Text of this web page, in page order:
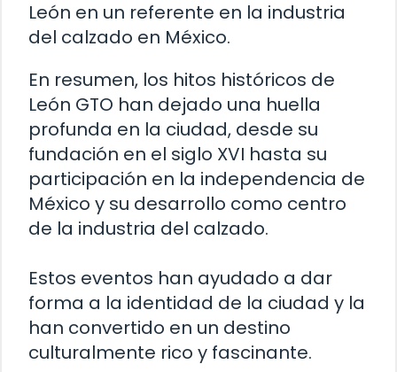
León en un referente en la industria
del calzado en México.
En resumen, los hitos históricos de
León GTO han dejado una huella
profunda en la ciudad, desde su
fundación en el siglo XVI hasta su
participación en la independencia de
México y su desarrollo como centro
de la industria del calzado.
Estos eventos han ayudado a dar
forma a la identidad de la ciudad y la
han convertido en un destino
culturalmente rico y fascinante.